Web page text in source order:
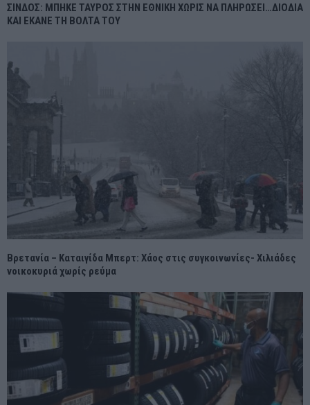
ΣΙΝΔΟΣ: ΜΠΗΚΕ ΤΑΥΡΟΣ ΣΤΗΝ ΕΘΝΙΚΗ ΧΩΡΙΣ ΝΑ ΠΛΗΡΩΣΕΙ…ΔΙΟΔΙΑ
ΚΑΙ ΕΚΑΝΕ ΤΗ ΒΟΛΤΑ ΤΟΥ
Βρετανία – Καταιγίδα Μπερτ: Χάος στις συγκοινωνίες- Χιλιάδες
νοικοκυριά χωρίς ρεύμα